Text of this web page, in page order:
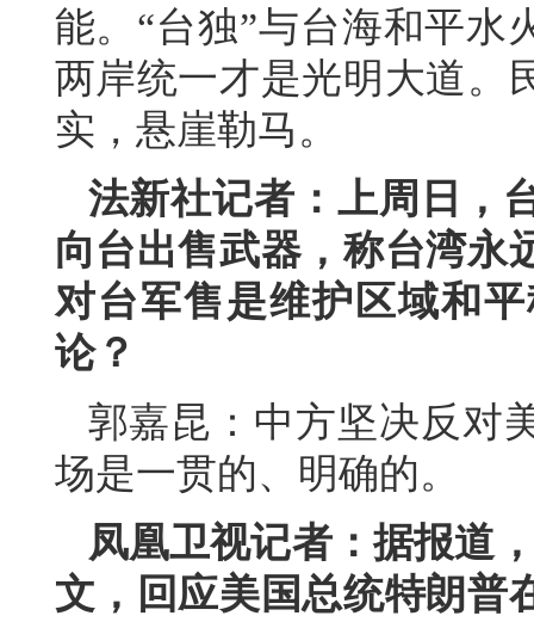
能。“台独”与台海和平水
两岸统一才是光明大道。
实，悬崖勒马。
法新社记者：上周日，
向台出售武器，称台湾永
对台军售是维护区域和
论？
郭嘉昆：中方坚决反对
场是一贯的、明确的。
凤凰卫视记者：据报道
文，回应美国总统特朗普